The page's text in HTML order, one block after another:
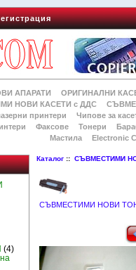
АПАРАТИ ОРИГИНАЛНИ
НОВИ КАСЕТИ с ДДС
принтери
Чипове за
Факсове Тонери
Мастила
Electronic
(4)
Каталог ::СЪВМЕСТИМИ
СЪВМЕСТИМИ НОВИ